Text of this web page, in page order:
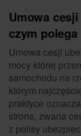
Umowa
czym
Umowa cesji
mocy której
samochodu na
którym
praktyce
strona, zwana
z polisy